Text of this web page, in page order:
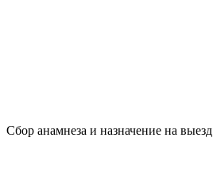
Сбор анамнеза и назначение на выезд